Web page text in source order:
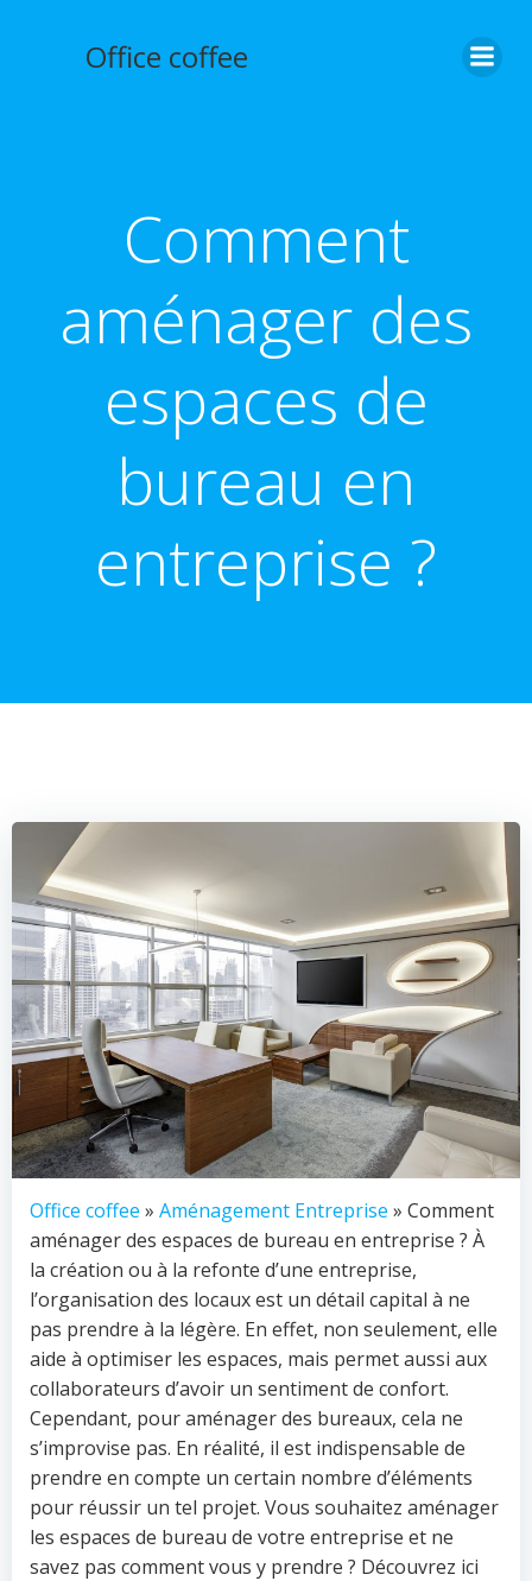
Office coffee
Comment
aménager des
espaces de
bureau en
entreprise ?
Office coffee » Aménagement Entreprise » Comment
aménager des espaces de bureau en entreprise ? À
la création ou à la refonte d’une entreprise,
l’organisation des locaux est un détail capital à ne
pas prendre à la légère. En effet, non seulement, elle
aide à optimiser les espaces, mais permet aussi aux
collaborateurs d’avoir un sentiment de confort.
Cependant, pour aménager des bureaux, cela ne
s’improvise pas. En réalité, il est indispensable de
prendre en compte un certain nombre d’éléments
pour réussir un tel projet. Vous souhaitez aménager
les espaces de bureau de votre entreprise et ne
savez pas comment vous y prendre ? Découvrez ici